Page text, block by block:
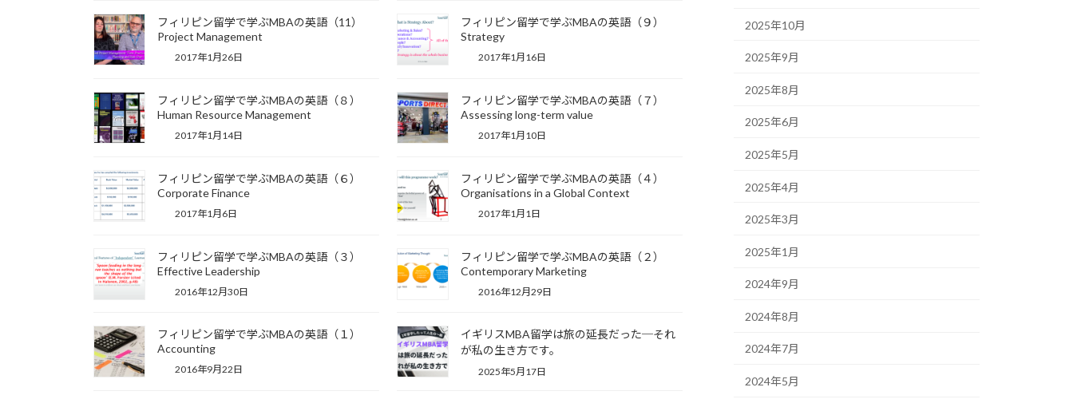
フィリピン留学で学ぶMBAの英語（11）
Project Management
2017年1月26日
フィリピン留学で学ぶMBAの英語（９）
Strategy
2017年1月16日
フィリピン留学で学ぶMBAの英語（８）
Human Resource Management
2017年1月14日
フィリピン留学で学ぶMBAの英語（７）
Assessing long-term value
2017年1月10日
フィリピン留学で学ぶMBAの英語（６）
Corporate Finance
2017年1月6日
フィリピン留学で学ぶMBAの英語（４）
Organisations in a Global Context
2017年1月1日
フィリピン留学で学ぶMBAの英語（３）
Effective Leadership
2016年12月30日
フィリピン留学で学ぶMBAの英語（２）
Contemporary Marketing
2016年12月29日
フィリピン留学で学ぶMBAの英語（１）
Accounting
2016年9月22日
イギリスMBA留学は旅の延長だった─それ
が私の生き方です。
2025年5月17日
2025年10月
2025年9月
2025年8月
2025年6月
2025年5月
2025年4月
2025年3月
2025年1月
2024年9月
2024年8月
2024年7月
2024年5月